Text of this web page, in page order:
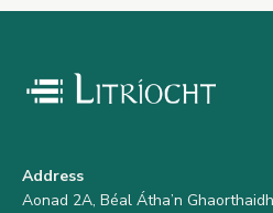
Address
Aonad 2A, Béal Átha’n